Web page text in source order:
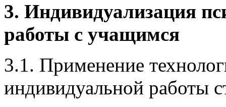
3. Индивидуализация
работы с учащимся
3.1. Применение
индивидуальной работы